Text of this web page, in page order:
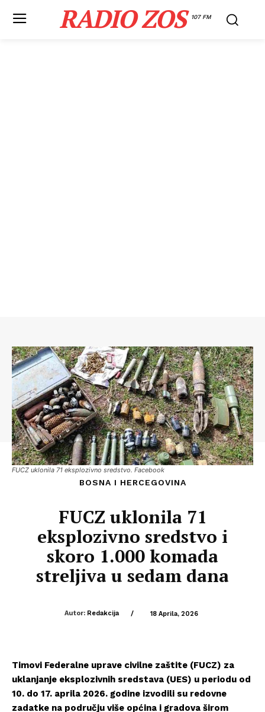
RADIO ZOS 107 FM
FUCZ uklonila 71 eksplozivno sredstvo. Facebook
BOSNA I HERCEGOVINA
FUCZ uklonila 71
eksplozivno sredstvo i
skoro 1.000 komada
streljiva u sedam dana
Autor: Redakcija / 18 Aprila, 2026
Timovi Federalne uprave civilne zaštite (FUCZ) za
uklanjanje eksplozivnih sredstava (UES) u periodu od
10. do 17. aprila 2026. godine izvodili su redovne
zadatke na području više općina i gradova širom